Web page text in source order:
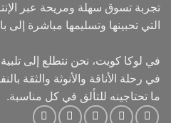
تجربة تسوق سهلة ومريحة عبر
التي تحبينها وتسليمها مباشرة إلى
في لوكا كويت، نحن نتطلع إلى
في رحلة الأناقة والأنوثة والثقة
ما تحتاجينه للتألق في كل مناسبة.